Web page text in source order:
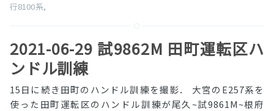
行8100系,
2021-06-29 試9862M 田町運転区ハ
ンドル訓練
15日に続き田町のハンドル訓練を撮影． 大宮のE257系を
使った田町運転区のハンドル訓練が尾久~試9861M~根府